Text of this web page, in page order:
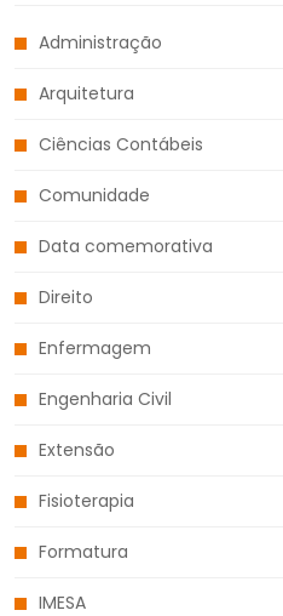
Administração
Arquitetura
Ciências Contábeis
Comunidade
Data comemorativa
Direito
Enfermagem
Engenharia Civil
Extensão
Fisioterapia
Formatura
IMESA